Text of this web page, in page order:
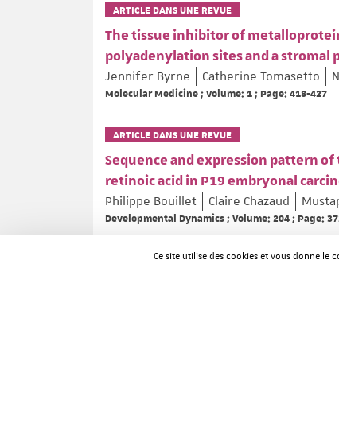
ARTICLE DANS UNE REVUE
The tissue inhibitor of
polyadenylation sites and a stromal
Jennifer Byrne Catherine Tomasetto
Molecular Medicine ; Volume: 1 ; Page: 418-427
ARTICLE DANS UNE REVUE
Sequence and expression pattern
retinoic acid in P19 embryonal
Philippe Bouillet Claire Chazaud
Developmental Dynamics ; Volume: 204 ; Page:
ARTICLE DANS UNE REVUE
Ce site utilise des cookies et vous donne le